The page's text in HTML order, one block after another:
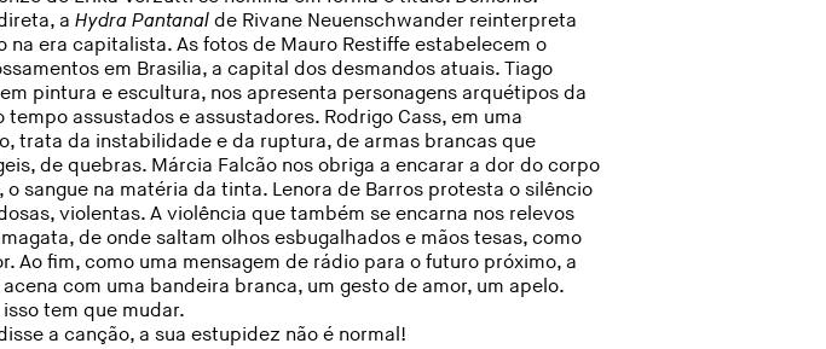
aHydra Pantanal de Rivane Neuenschwander reinterpreta
na era capitalista. As fotos de Mauro Restiffe estabelecem o
em Brasilia, a capital dos desmandos atuais. Tiago
pintura e escultura, nos apresenta personagens arquétipos da
tempo assustados e assustadores. Rodrigo Cass, em uma
trata da instabilidade e da ruptura, de armas brancas que
de quebras. Márcia Falcão nos obriga a encarar a dor do corpo
sangue na matéria da tinta. Lenora de Barros protesta o silêncio
violentas. A violência que também se encarna nos relevos
de onde saltam olhos esbugalhados e mãos tesas, como
Ao fim, como uma mensagem de rádio para o futuro próximo, a
com uma bandeira branca, um gesto de amor, um apelo.
tem que mudar.
a canção, a sua estupidez não é normal!